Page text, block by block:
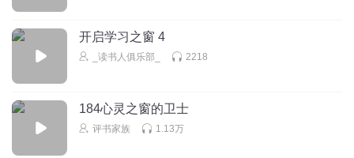
开启学习之窗 4
_读书人俱乐部_ 2218
184心灵之窗的卫士
评书家族 1.13万